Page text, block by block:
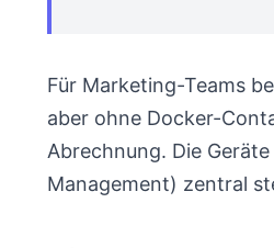
Für Marketing-Teams
aber ohne Docker-
Abrechnung. Die
Management) zentral